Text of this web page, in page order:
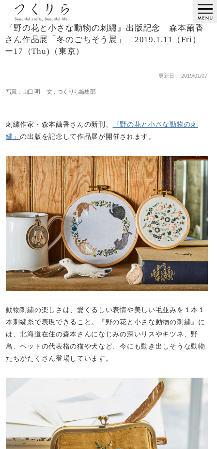
『野の花と小さな動物の刺繡』出版記念 森本繭香
さん作品展「冬のごちそう展」 2019.1.11（Fri）
ー17（Thu)（東京）
更新日： 2019/01/07
写真：山口 明 文：つくりら編集部
刺繍作家・森本繭香さんの新刊、
『野の花と小さな動物の刺
繡』の出版を記念して作品展が開催されます。
動物刺繍の楽しさは、愛くるしい表情や美しい毛並みを１本１
本刺繍糸で表現できること。『野の花と小さな動物の刺繡』に
は、北海道在住の森本さんになじみの深いリスやキツネ、野
鳥、ペットの代表格の猫や犬など、今にも動き出しそうな動物
たちがたくさん登場しています。